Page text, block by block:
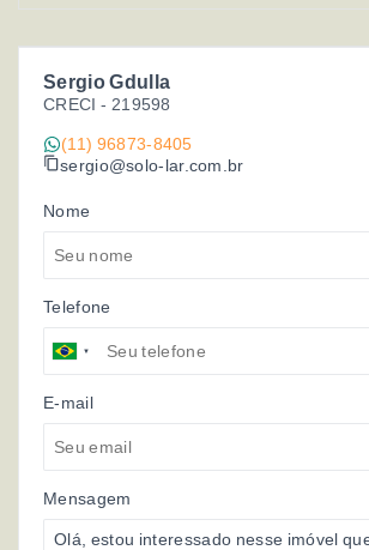
Sergio Gdulla
CRECI - 219598
(11) 96873-8405
sergio@solo-lar.com.br
Nome
Telefone
E-mail
Mensagem